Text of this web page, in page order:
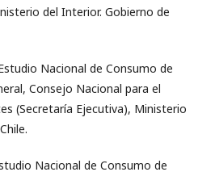
del Interior. Gobierno de
Nacional de Consumo de
Consejo Nacional para el
(Secretaría Ejecutiva), Ministerio
Nacional de Consumo de